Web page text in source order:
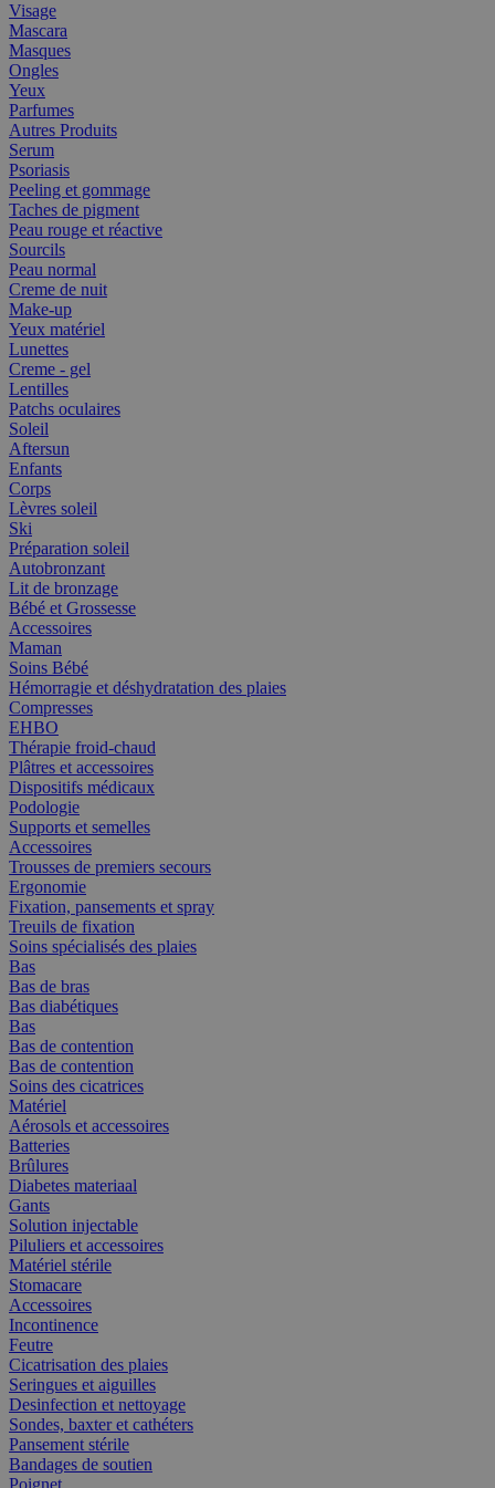
Visage
Mascara
Masques
Ongles
Yeux
Parfumes
Autres Produits
Serum
Psoriasis
Peeling et gommage
Taches de pigment
Peau rouge et réactive
Sourcils
Peau normal
Creme de nuit
Make-up
Yeux matériel
Lunettes
Creme - gel
Lentilles
Patchs oculaires
Soleil
Aftersun
Enfants
Corps
Lèvres soleil
Ski
Préparation soleil
Autobronzant
Lit de bronzage
Bébé et Grossesse
Accessoires
Maman
Soins Bébé
Hémorragie et déshydratation des plaies
Compresses
EHBO
Thérapie froid-chaud
Plâtres et accessoires
Dispositifs médicaux
Podologie
Supports et semelles
Accessoires
Trousses de premiers secours
Ergonomie
Fixation, pansements et spray
Treuils de fixation
Soins spécialisés des plaies
Bas
Bas de bras
Bas diabétiques
Bas
Bas de contention
Bas de contention
Soins des cicatrices
Matériel
Aérosols et accessoires
Batteries
Brûlures
Diabetes materiaal
Gants
Solution injectable
Piluliers et accessoires
Matériel stérile
Stomacare
Accessoires
Incontinence
Feutre
Cicatrisation des plaies
Seringues et aiguilles
Desinfection et nettoyage
Sondes, baxter et cathéters
Pansement stérile
Bandages de soutien